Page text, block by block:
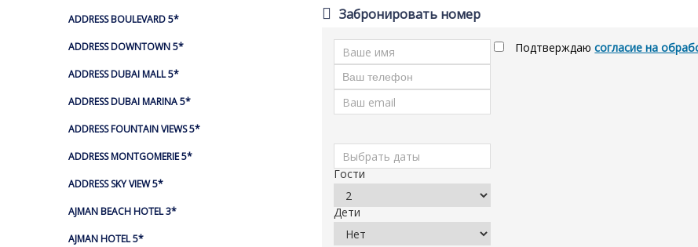
Забронировать номер
Гости
Дети
Подтверждаюсогласие на
ADDRESS BOULEVARD 5*
ADDRESS DOWNTOWN 5*
ADDRESS DUBAI MALL 5*
ADDRESS DUBAI MARINA 5*
ADDRESS FOUNTAIN VIEWS 5*
ADDRESS MONTGOMERIE 5*
ADDRESS SKY VIEW 5*
AJMAN BEACH HOTEL 3*
AJMAN HOTEL 5*